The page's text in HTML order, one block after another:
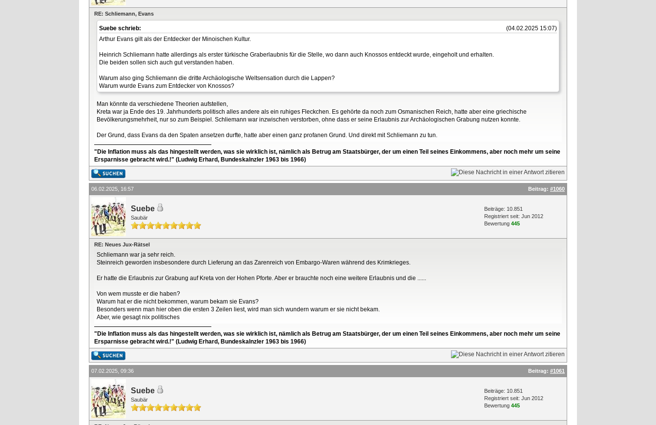
RE: Schliemann, Evans
(04.02.2025 15:07)
Suebe schrieb:
Arthur Evans gilt als der Entdecker der Minoischen Kultur.
Heinrich Schliemann hatte allerdings als erster türkische Graberlaubnis für die Stelle, wo dann auch Knossos entdeckt wurde, eingeholt und erhalten.
Die beiden sollen sich auch gut verstanden haben.
Warum also ging Schliemann die dritte Archäologische Weltsensation durch die Lappen?
Warum wurde Evans zum Entdecker von Knossos?
Man könnte da verschiedene Theorien aufstellen,
Kreta war ja Ende des 19. Jahrhunderts politisch alles andere als ein ruhiges Fleckchen. Es gehörte da noch zum Osmanischen Reich, hatte aber eine griechische
Bevölkerungsmehrheit, nur so zum Beispiel. Schliemann war inzwischen verstorben, ohne dass er seine Erlaubnis zur Archäologischen Grabung nutzen konnte.
Der Grund, dass Evans da den Spaten ansetzen durfte, hatte aber einen ganz profanen Grund. Und direkt mit Schliemann zu tun.
"Die Inflation muss als das hingestellt werden, was sie wirklich ist, nämlich als Betrug am Staatsbürger, der um einen Teil seines Einkommens, aber noch mehr um seine
Ersparnisse gebracht wird.!" (Ludwig Erhard, Bundeskalnzler 1963 bis 1966)
06.02.2025, 16:57 Beitrag: #1060
Suebe
Saubär
Beiträge: 10.851
Registriert seit: Jun 2012
Bewertung 445
RE: Neues Jux-Rätsel
Schliemann war ja sehr reich.
Steinreich geworden insbesondere durch Lieferung an das Zarenreich von Embargo-Waren während des Krimkrieges.
Er hatte die Erlaubnis zur Grabung auf Kreta von der Hohen Pforte. Aber er brauchte noch eine weitere Erlaubnis und die ......
Von wem musste er die haben?
Warum hat er die nicht bekommen, warum bekam sie Evans?
Besonders wenn man hier oben die ersten 3 Zeilen liest, wird man sich wundern warum er sie nicht bekam.
Aber, wie gesagt nix politisches
"Die Inflation muss als das hingestellt werden, was sie wirklich ist, nämlich als Betrug am Staatsbürger, der um einen Teil seines Einkommens, aber noch mehr um seine
Ersparnisse gebracht wird.!" (Ludwig Erhard, Bundeskalnzler 1963 bis 1966)
07.02.2025, 09:36 Beitrag: #1061
Suebe
Saubär
Beiträge: 10.851
Registriert seit: Jun 2012
Bewertung 445